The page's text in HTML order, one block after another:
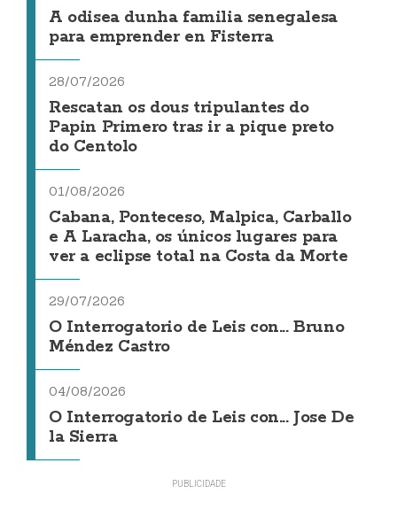
A odisea dunha familia senegalesa
para emprender en Fisterra
28/07/2026
Rescatan os dous tripulantes do
Papin Primero tras ir a pique preto
do Centolo
01/08/2026
Cabana, Ponteceso, Malpica, Carballo
e A Laracha, os únicos lugares para
ver a eclipse total na Costa da Morte
29/07/2026
O Interrogatorio de Leis con... Bruno
Méndez Castro
04/08/2026
O Interrogatorio de Leis con... Jose De
la Sierra